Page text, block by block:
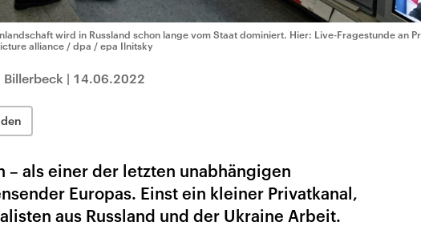
wird in Russland schon lange vom Staat dominiert. Hier: Live-Fragestunde an
alliance / dpa / epa Ilnitsky
Billerbeck | 14.06.2022
– als einer der letzten unabhängigen
Europas. Einst ein kleiner Privatkanal,
aus Russland und der Ukraine Arbeit.